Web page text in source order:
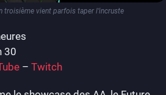
troisième vient parfois taper l’incruste
30
– Twitch